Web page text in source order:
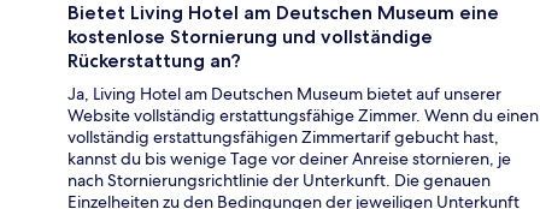
Bietet Living Hotel am Deutschen Museum eine
kostenlose Stornierung und vollständige
Rückerstattung an?
Ja, Living Hotel am Deutschen Museum bietet auf unserer
Website vollständig erstattungsfähige Zimmer. Wenn du einen
vollständig erstattungsfähigen Zimmertarif gebucht hast,
kannst du bis wenige Tage vor deiner Anreise stornieren, je
nach Stornierungsrichtlinie der Unterkunft. Die genauen
Einzelheiten zu den Bedingungen der jeweiligen Unterkunft